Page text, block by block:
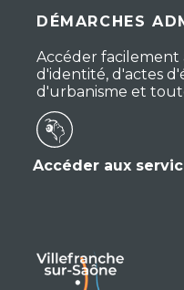
DÉMARCHES
Accéder facilement
d'identité, d'actes
d'urbanisme et
Accéder aux